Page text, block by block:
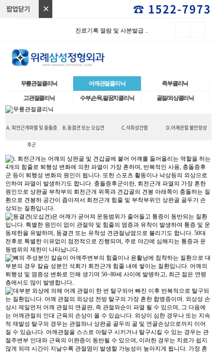
진료기록 열람 및 사본발급 ..
☎ 1522-7973
무릎관절클리닉 어깨관절클리닉 족부클리닉
고관절클리닉 수부,손목,팔꿈치클리닉 골절/외상클리닉
A. 회전근개파열 및 충돌증
후군
B.동결견 또는 오십견 C.석회성건염 D.어깨관절 불안정성